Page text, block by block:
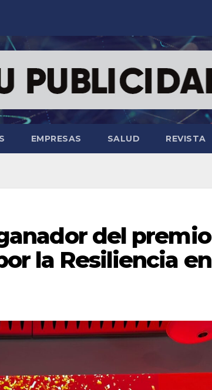
EMPRESAS SALUD REVISTA
del premio
la Resiliencia en